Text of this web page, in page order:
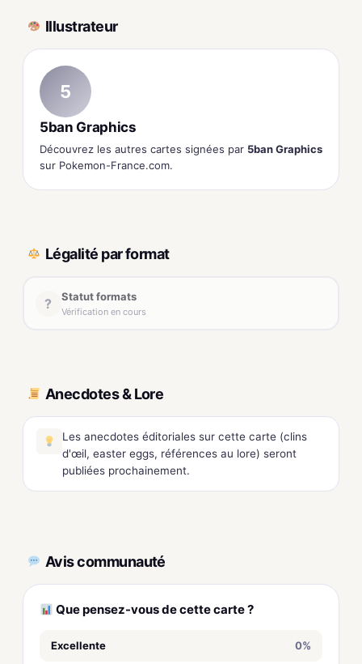
Illustrateur
5
5ban Graphics
Découvrez les autres cartes signées par 5ban Graphics
sur Pokemon-France.com.
Légalité par format
? Statut formats
Vérification en cours
Anecdotes & Lore
Les anecdotes éditoriales sur cette carte (clins
d'œil, easter eggs, références au lore) seront
publiées prochainement.
Avis communauté
Que pensez-vous de cette carte ?
Excellente 0%